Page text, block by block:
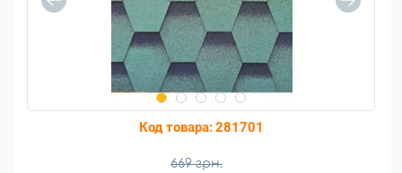
Код товара:281701
669 грн.